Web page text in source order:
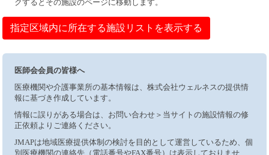
クするとその施設のページに移動します。
指定区域内に所在する施設リストを表示する
医師会会員の皆様へ
医療機関や介護事業所の基本情報は、株式会社ウェルネスの提供情
報に基づき作成しています。
情報に誤りがある場合は、お問い合わせ＞当サイトの施設情報の修
正依頼よりご連絡ください。
JMAPは地域医療提供体制の検討を目的として運営しているため、個
別医療機関の連絡先（電話番号やFAX番号）は表示しておりませ